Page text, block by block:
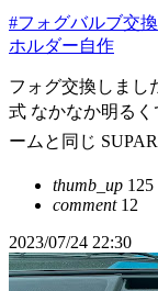
#フォグバルブ交換
ホルダー自作
フォグ交換しまし
式 なかなか明るく
ームと同じ
thumb_up 125
comment12
2023/07/24 22:30